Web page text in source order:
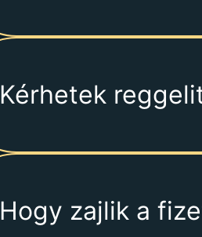
Kérhetek
Hogy zajlik a